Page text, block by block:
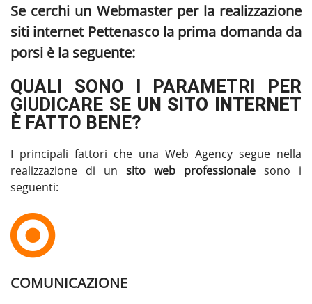
Se cerchi un Webmaster per la realizzazione
siti internet Pettenascola prima domanda da
porsi è la seguente:
QUALI SONO I PARAMETRI PER
GIUDICARE SEUN SITO INTERNET
È FATTO BENE?
I principali fattori che una Web Agency segue nella
realizzazione di un sito web professionale sono i
seguenti:
COMUNICAZIONE